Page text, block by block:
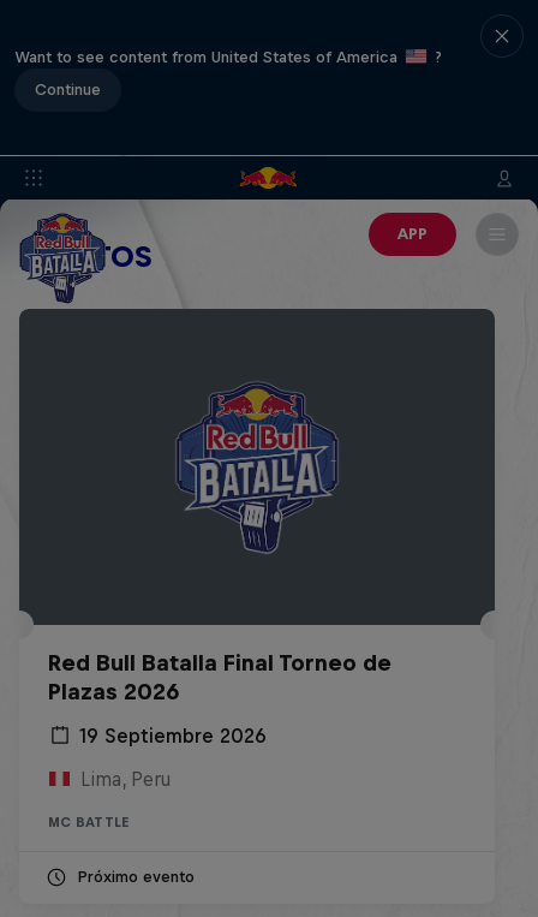
Want to see content from United States of America
?
Continue
APP
EVENTOS
Red Bull Batalla Final Torneo de
Plazas 2026
19 Septiembre 2026
Lima, Peru
MC BATTLE
Próximo evento